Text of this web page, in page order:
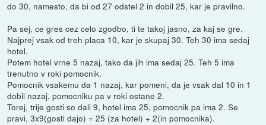
do 30, namesto, da bi od 27 odstel 2 in dobil 25, kar je pravilno.
Pa sej, ce gres cez celo zgodbo, ti te takoj jasno, za kaj se gre.
Najprej vsak od treh placa 10, kar je skupaj 30. Teh 30 ima sedaj
hotel.
Potem hotel vrne 5 nazaj, tako da jih ima sedaj 25. Teh 5 ima
trenutno v roki pomocnik.
Pomocnik vsakemu da 1 nazaj, kar pomeni, da je vsak dal 10 in 1
dobil nazaj, pomocniku pa v roki ostane 2.
Torej, trije gosti so dali 9, hotel ima 25, pomocnik pa ima 2. Se
pravi, 3x9(gosti dajo) = 25 (za hotel) + 2(in pomocnika).